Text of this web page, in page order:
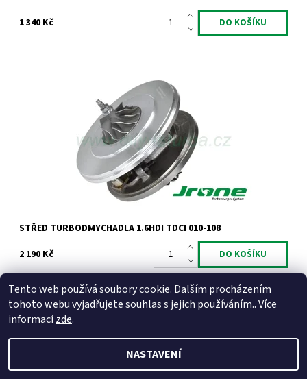
1 340 Kč
Kompletní vyvážený střed turbodmychadla typu Garrett pro 1.6
HDi TDCi DI 66kW 80kW s DPF.
Skladem
711
Jrone
2 roky
STŘED TURBODMYCHADLA 1.6HDI TDCI 010-108
2 190 Kč
nastavení cookies
Tento web používá soubory cookie. Dalším procházením
tohoto webu vyjadřujete souhlas s jejich používáním.. Více
informacízde.
NASTAVENÍ